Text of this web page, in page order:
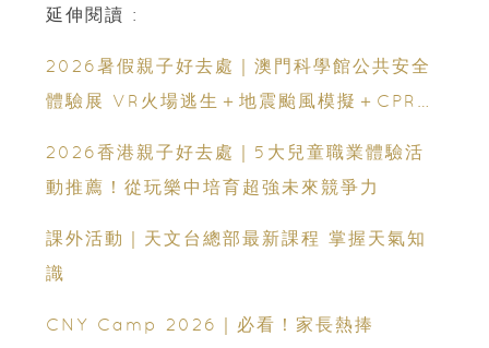
延伸閱讀 :
2026暑假親子好去處｜澳門科學館公共安全
體驗展 VR火場逃生＋地震颱風模擬＋CPR急
2026香港親子好去處｜5大兒童職業體驗活
動推薦！從玩樂中培育超強未來競爭力
課外活動｜天文台總部最新課程 掌握天氣知
識
CNY Camp 2026｜必看！家長熱捧